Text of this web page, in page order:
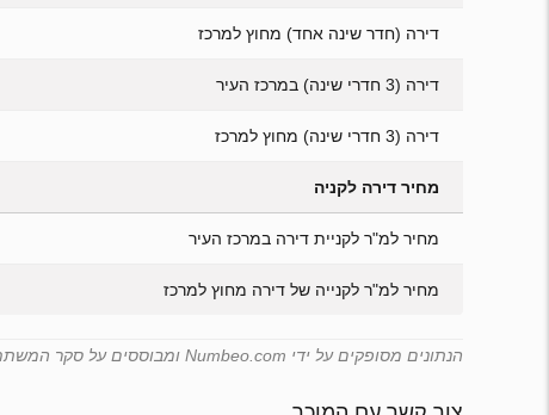
דירה (חדר שינה אחד) מחוץ למרכז
דירה (3 חדרי שינה) במרכז העיר
דירה (3 חדרי שינה) מחוץ למרכז
מחיר דירה לקניה
מחיר למ"ר לקניית דירה במרכז העיר
מחיר למ"ר לקנייה של דירה מחוץ למרכז
הנתונים מסופקים על ידי Numbeo.com ומבוססים על סקר המשתמשים שלה. Emirates.estate אינה יכולה להבטיח את תקפותם של נתונים אלה.